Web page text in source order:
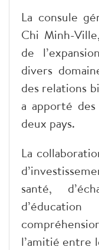
La consule
Chi Minh-
de
divers
des relations
a apporté des
deux pays.
La
santé,
l’amitié entre